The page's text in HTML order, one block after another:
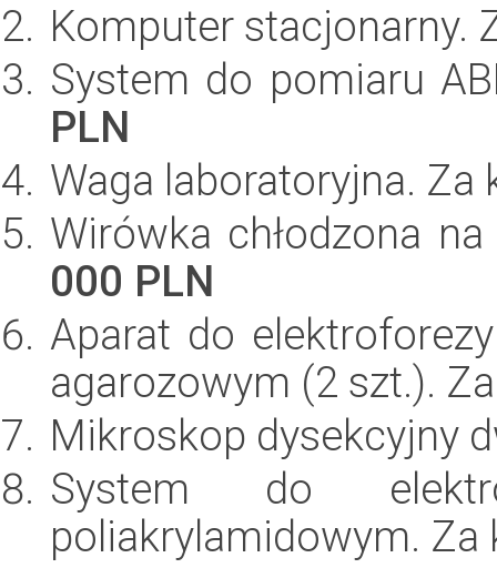
Komputer stacjonarny.
System do pomiaru
PLN
Waga laboratoryjna.
Wirówka chłodzona
000 PLN
Aparat do
agarozowym (2 szt.).
Mikroskop dysekcyjny
System do
poliakrylamidowym.